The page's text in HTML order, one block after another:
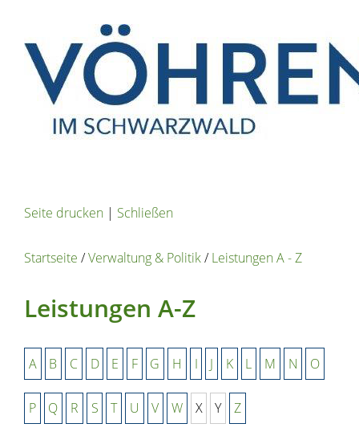
Seite drucken | Schließen
Startseite /Verwaltung & Politik/Leistungen A - Z
Leistungen A-Z
A B C D E F G H I J K L M N O
P Q R S T U V W X Y Z